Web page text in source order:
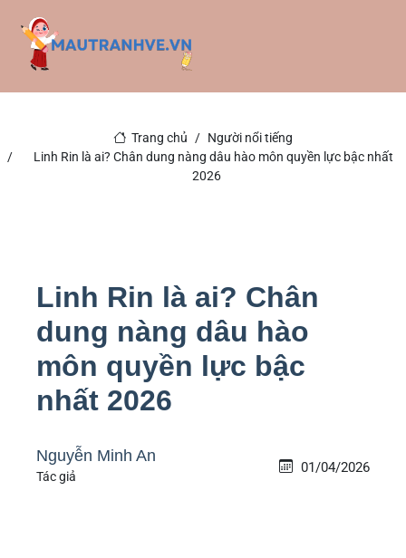
Trang chủ
Người nổi tiếng
Linh Rin là ai? Chân dung nàng dâu hào môn quyền lực bậc nhất
2026
Linh Rin là ai? Chân
dung nàng dâu hào
môn quyền lực bậc
nhất 2026
Nguyễn Minh An
Tác giả
01/04/2026